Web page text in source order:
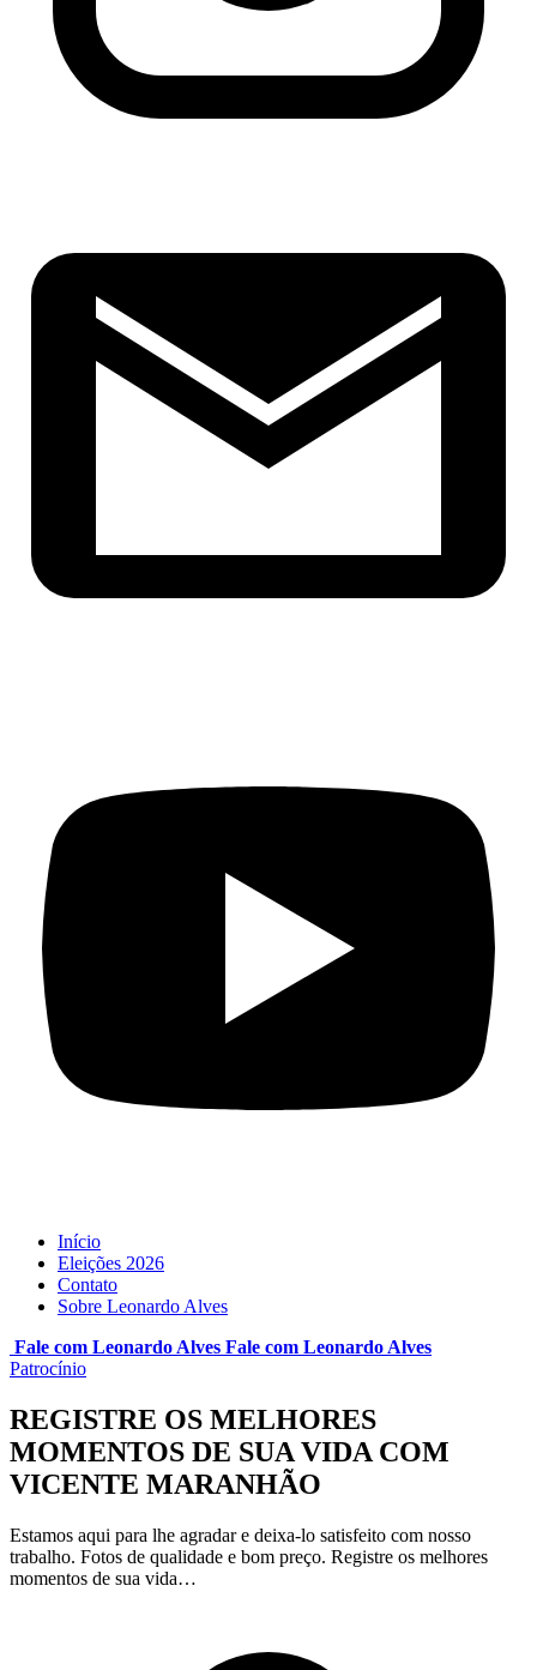
Início
Eleições 2026
Contato
Sobre Leonardo Alves
Fale com Leonardo Alves Fale com Leonardo Alves
Patrocínio
REGISTRE OS MELHORES
MOMENTOS DE SUA VIDA COM
VICENTE MARANHÃO
Estamos aqui para lhe agradar e deixa-lo satisfeito com nosso
trabalho. Fotos de qualidade e bom preço. Registre os melhores
momentos de sua vida…